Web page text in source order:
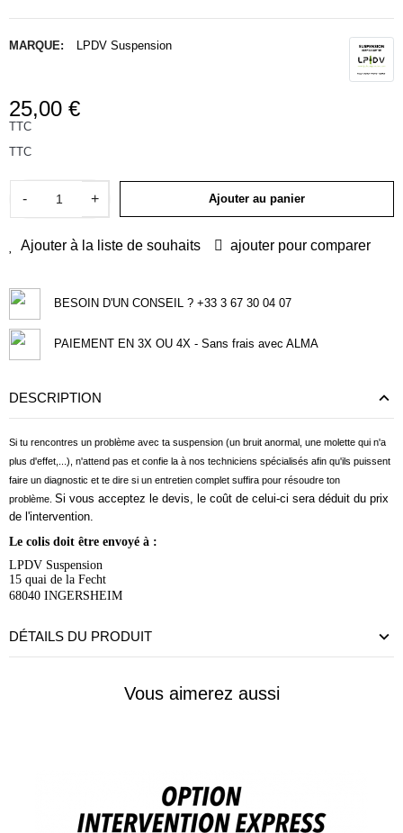
MARQUE: LPDV Suspension
25,00 €
TTC
TTC
- + Ajouter au panier
Ajouter à la liste de souhaits ajouter pour comparer
BESOIN D'UN CONSEIL ? +33 3 67 30 04 07
PAIEMENT EN 3X OU 4X - Sans frais avec ALMA
DESCRIPTION
Si tu rencontres un problème avec ta suspension (un bruit anormal, une molette qui n'a
plus d'effet,...), n'attend pas et confie la à nos techniciens spécialisés afin qu'ils puissent
faire un diagnostic et te dire si un entretien complet suffira pour résoudre ton
problème. Si vous acceptez le devis, le coût de celui-ci sera déduit du prix
de l'intervention.
Le colis doit être envoyé à :
LPDV Suspension
15 quai de la Fecht
68040 INGERSHEIM
DÉTAILS DU PRODUIT
Vous aimerez aussi